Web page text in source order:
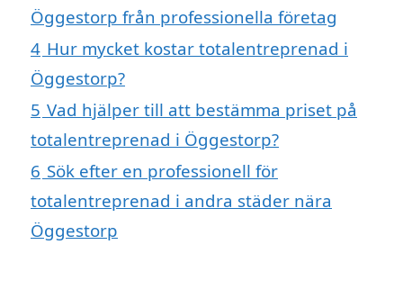
Öggestorp från professionella företag
4 Hur mycket kostar totalentreprenad i
Öggestorp?
5 Vad hjälper till att bestämma priset på
totalentreprenad i Öggestorp?
6 Sök efter en professionell för
totalentreprenad i andra städer nära
Öggestorp